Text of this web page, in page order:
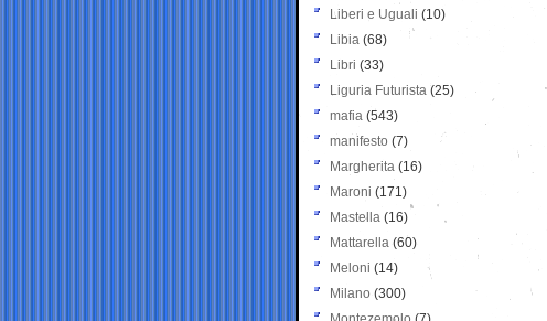
Liberi e Uguali (10)
Libia (68)
Libri (33)
Liguria Futurista (25)
mafia (543)
manifesto (7)
Margherita (16)
Maroni (171)
Mastella (16)
Mattarella (60)
Meloni (14)
Milano (300)